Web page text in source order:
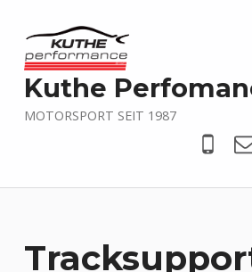
Kuthe
MOTORSPORT SEIT 1987